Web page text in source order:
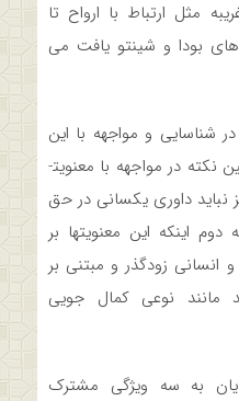
مثل ارتباط با ارواح تا
بودا و شینتو یافت می
شناسایی و مواجهه با این
معنویت­ها تأکید کرد و گفت: اولین نکته در مواجهه با معنویت­
داوری یکسانی در حق
اینکه این معنویت­ها بر
زودگذر و مبتنی بر
مانند نوعی کمال جویی
به سه ویژگی مشترک